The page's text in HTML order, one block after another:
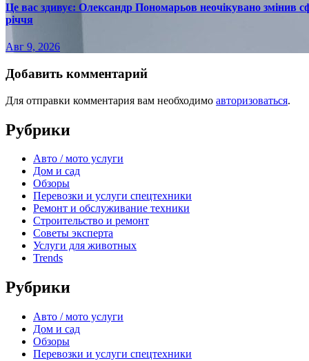
Це вас здивує: Олександр Пономарьов неочікувано змінив
річчя
Авг 9, 2026
Добавить комментарий
Для отправки комментария вам необходимо авторизоваться.
Рубрики
Авто / мото услуги
Дом и сад
Обзоры
Перевозки и услуги спецтехники
Ремонт и обслуживание техники
Строительство и ремонт
Советы эксперта
Услуги для животных
Trends
Рубрики
Авто / мото услуги
Дом и сад
Обзоры
Перевозки и услуги спецтехники